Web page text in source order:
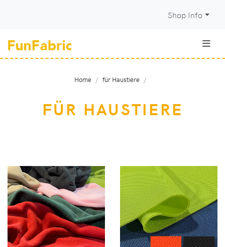
Shop Info
Home für Haustiere
FÜR HAUSTIERE